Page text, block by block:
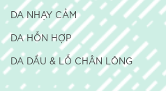
DA NHẠY CẢM
DA HỖN HỢP
DA DẦU & LỖ CHÂN LÔNG